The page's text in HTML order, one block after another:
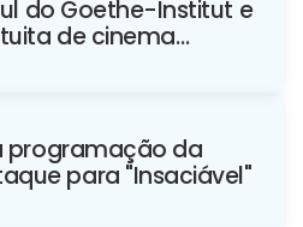
do Goethe-Institut e
de cinema
programação da
para "Insaciável"